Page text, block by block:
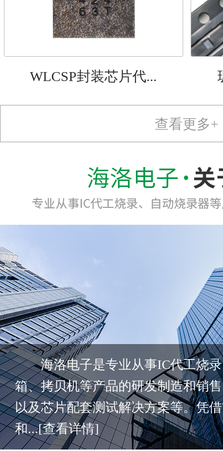
WLCSP封装芯片代...
查看更多+
海洛电子是专业从事IC代工烧录
箱、拷贝机等产品的研发制造和销
以及芯片配套测试解决方案等。凭
和...[查看详情]